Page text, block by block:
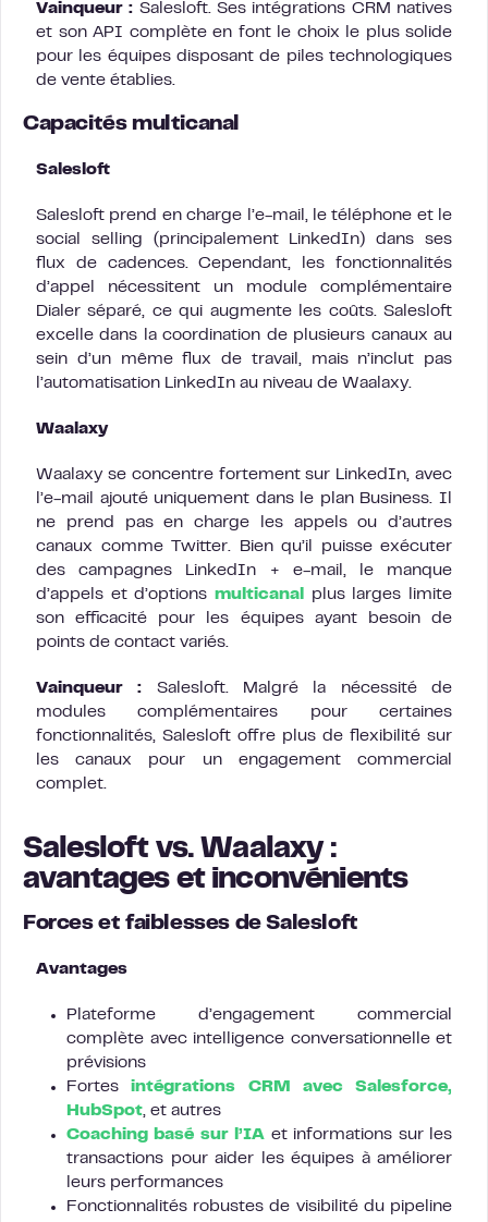
Vainqueur : Salesloft. Ses intégrations CRM natives
et son API complète en font le choix le plus solide
pour les équipes disposant de piles technologiques
de vente établies.
Capacités multicanal
Salesloft
Salesloft prend en charge l’e-mail, le téléphone et le
social selling (principalement LinkedIn) dans ses
flux de cadences. Cependant, les fonctionnalités
d’appel nécessitent un module complémentaire
Dialer séparé, ce qui augmente les coûts. Salesloft
excelle dans la coordination de plusieurs canaux au
sein d’un même flux de travail, mais n’inclut pas
l’automatisation LinkedIn au niveau de Waalaxy.
Waalaxy
Waalaxy se concentre fortement sur LinkedIn, avec
l’e-mail ajouté uniquement dans le plan Business. Il
ne prend pas en charge les appels ou d’autres
canaux comme Twitter. Bien qu’il puisse exécuter
des campagnes LinkedIn + e-mail, le manque
d’appels et d’options multicanal
plus larges limite
son efficacité pour les équipes ayant besoin de
points de contact variés.
Vainqueur : Salesloft. Malgré la nécessité de
modules complémentaires pour certaines
fonctionnalités, Salesloft offre plus de flexibilité sur
les canaux pour un engagement commercial
complet.
Salesloft vs. Waalaxy :
avantages et inconvénients
Forces et faiblesses de Salesloft
Avantages
Plateforme d’engagement commercial
complète avec intelligence conversationnelle et
prévisions
Fortesintégrations CRM avec Salesforce,
HubSpot, et autres
Coaching basé sur l’IA et informations sur les
transactions pour aider les équipes à améliorer
leurs performances
Fonctionnalités robustes de visibilité du pipeline